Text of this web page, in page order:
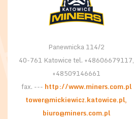
Panewnicka 114/2
40-761 Katowice tel. +48606679117,
+48509146661
fax. --- http://www.miners.com.pl
tower@mickiewicz.katowice.pl,
biuro@miners.com.pl